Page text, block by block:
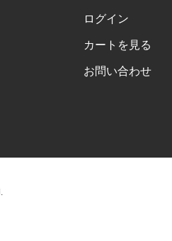
ログイン
カートを見る
お問い合わせ